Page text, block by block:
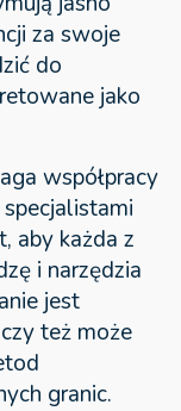
za swoje
do
jako
współpracy
aby każda z
i narzędzia
jest
też może
granic.